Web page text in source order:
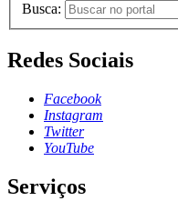
Busca:
Redes Sociais
Facebook
Instagram
Twitter
YouTube
Serviços